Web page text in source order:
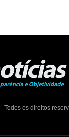
- Todos os direitos